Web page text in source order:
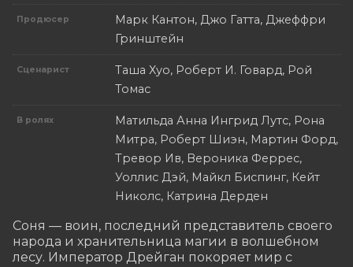
Продюсер
Марк Кантон, Джо Гатта, Джеффри
Гринштейн
Сценарист
Таша Хуо, Роберт И. Говард, Рой
Томас
В ролях
Матильда Анна Ингрид Лутс, Рона
Митра, Роберт Шиэн, Мартин Форд,
Тревор Ив, Вероника Феррес,
Уоллис Дэй, Майкл Биспинг, Кейт
Николс, Катрина Дерден
Соня — воин, последний представитель своего
народа и хранительница магии в волшебном
лесу. Император Дрейган покоряет мир с